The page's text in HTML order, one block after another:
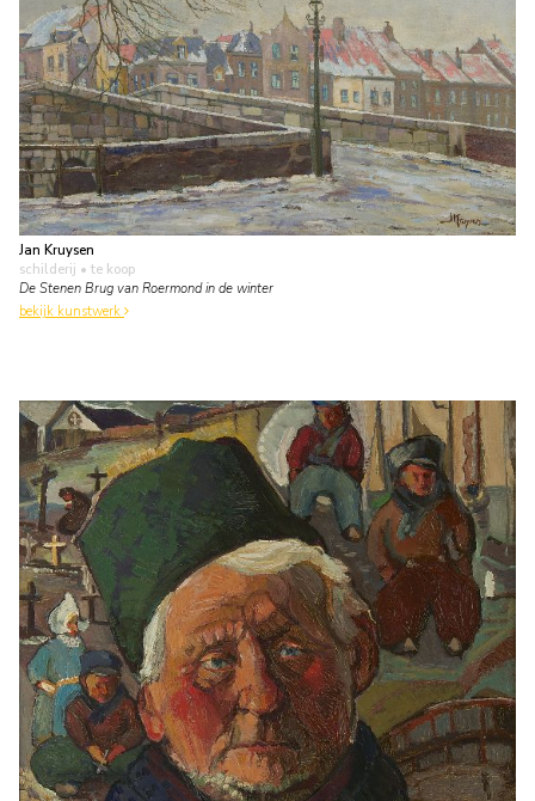
Jan Kruysen
schilderij • te koop
De Stenen Brug van Roermond in de winter
bekijk kunstwerk